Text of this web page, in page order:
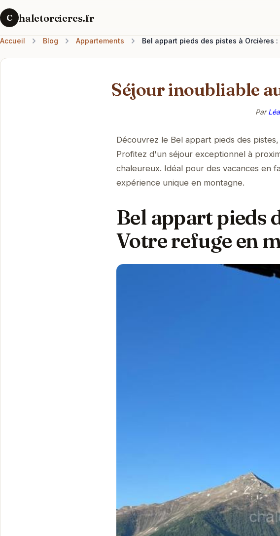
C haletorcieres.fr
Accueil Blog Appartements Bel appart pieds des pistes à Orcières
Séjour inoubliable
Par
Découvrez le Bel appart pieds des
Profitez d'un séjour exceptionnel à
chaleureux. Idéal pour des vacances en
expérience unique en montagne.
Bel appart pieds
Votre refuge en